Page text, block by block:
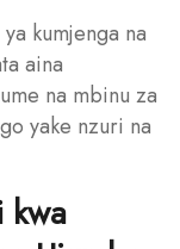
kumjenga na
aina
na mbinu za
yake nzuri na
kwa